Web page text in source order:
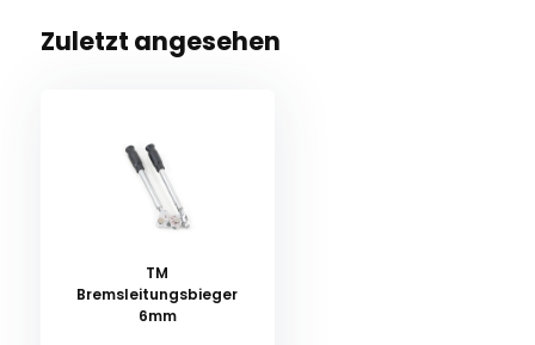
Zuletzt angesehen
TM
Bremsleitungsbieger
6mm